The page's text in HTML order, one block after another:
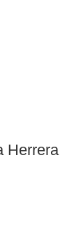
Herrera